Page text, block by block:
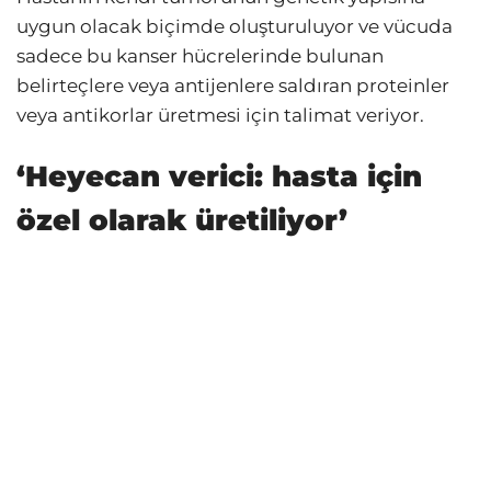
uygun olacak biçimde oluşturuluyor ve vücuda
sadece bu kanser hücrelerinde bulunan
belirteçlere veya antijenlere saldıran proteinler
veya antikorlar üretmesi için talimat veriyor.
‘Heyecan verici: hasta için
özel olarak üretiliyor’